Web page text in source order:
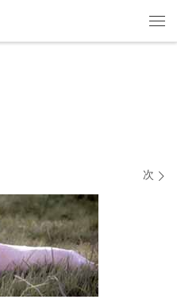
ン 次